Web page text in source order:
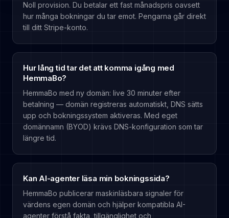
Noll provision. Du betalar ett fast månadspris oavsett
hur många bokningar du tar emot. Pengarna går direkt
till ditt Stripe-konto.
Hur lång tid tar det att komma igång med
HemmaBo?
HemmaBo med ny domän: live 30 minuter efter
betalning — domän registreras automatiskt, DNS sätts
upp och bokningssystem aktiveras. Med eget
domännamn (BYOD) krävs DNS-konfiguration som tar
längre tid.
Kan AI-agenter läsa min bokningssida?
HemmaBo publicerar maskinläsbara signaler för
värdens egen domän och hjälper kompatibla AI-
agenter förstå fakta, tillgänglighet och